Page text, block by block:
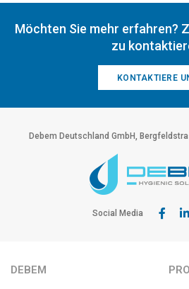
Möchten Sie mehr erfahren?
zu
KONTAKTIERE
Debem Deutschland GmbH,
Social Media
DEBEM